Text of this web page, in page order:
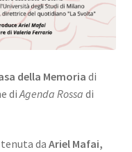
della Memoria di
di Agenda Rossa di
da Ariel Mafai,